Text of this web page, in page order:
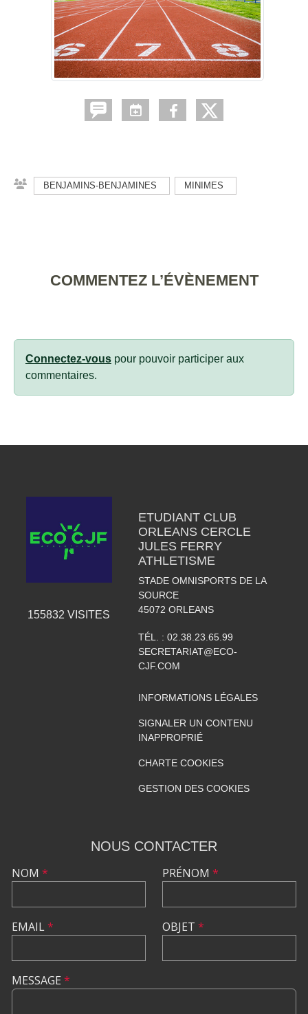
BENJAMINS-BENJAMINES MINIMES
COMMENTEZ L’ÉVÈNEMENT
Connectez-vous pour pouvoir participer aux
commentaires.
155832 VISITES
ETUDIANT CLUB
ORLEANS CERCLE
JULES FERRY
ATHLETISME
STADE OMNISPORTS DE LA
SOURCE
45072 ORLEANS
TÉL. : 02.38.23.65.99
SECRETARIAT@ECO-
CJF.COM
INFORMATIONS LÉGALES
SIGNALER UN CONTENU
INAPPROPRIÉ
CHARTE COOKIES
GESTION DES COOKIES
NOUS CONTACTER
NOM *
EMAIL*
PRÉNOM *
OBJET *
MESSAGE *